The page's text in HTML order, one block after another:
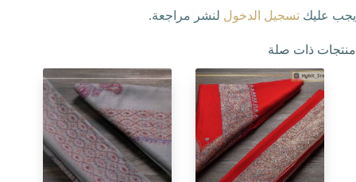
يجب عليك تسجيل الدخول لنشر مراجعة.
منتجات ذات صلة